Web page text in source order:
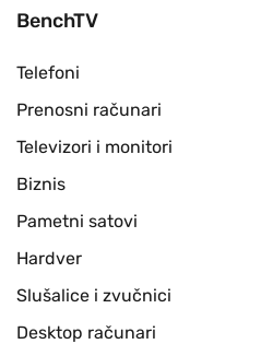
BenchTV
Telefoni
Prenosni računari
Televizori i monitori
Biznis
Pametni satovi
Hardver
Slušalice i zvučnici
Desktop računari